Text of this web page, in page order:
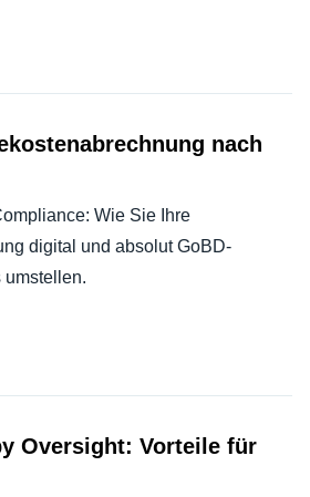
nach
Wie Sie Ihre
digital und absolut GoBD-
umstellen.
Oversight: Vorteile für